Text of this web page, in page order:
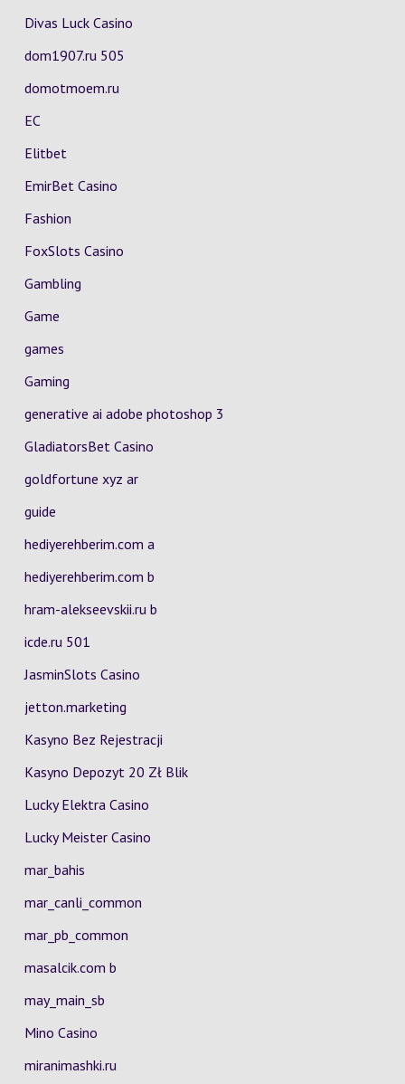
Divas Luck Casino
dom1907.ru 505
domotmoem.ru
EC
Elitbet
EmirBet Casino
Fashion
FoxSlots Casino
Gambling
Game
games
Gaming
generative ai adobe photoshop 3
GladiatorsBet Casino
goldfortune xyz ar
guide
hediyerehberim.com a
hediyerehberim.com b
hram-alekseevskii.ru b
icde.ru 501
JasminSlots Casino
jetton.marketing
Kasyno Bez Rejestracji
Kasyno Depozyt 20 Zł Blik
Lucky Elektra Casino
Lucky Meister Casino
mar_bahis
mar_canli_common
mar_pb_common
masalcik.com b
may_main_sb
Mino Casino
miranimashki.ru